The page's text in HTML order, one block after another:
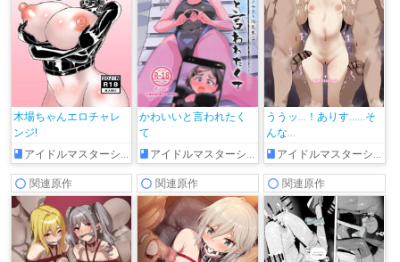
木場ちゃんエロチャレ
ンジ!
アイドルマスターシンデレラガールズ
かわいいと言われたく
て
アイドルマスターシンデレラガールズ
ううッ…！ありす……そ
んな…
アイドルマスターシンデレラガールズ
関連原作 関連原作 関連原作